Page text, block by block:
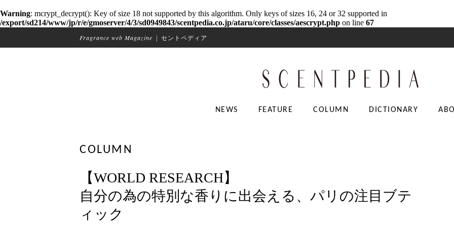
Warning: mcrypt_decrypt(): Key of size 18 not supported by this algorithm. Only keys of sizes 16, 24 or 32 supported in
/export/sd214/www/jp/r/e/gmoserver/4/3/sd0949843/scentpedia.co.jp/ataru/core/classes/aescrypt.php on line 67
Fragrance web Magazine セントペディア
NEWS FEATURE COLUMN DICTIONARY
COLUMN
【WORLD RESEARCH】
自分の為の特別な香りに出会える、パリの注目ブテ
ィック